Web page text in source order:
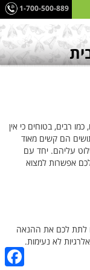
1-700-500-889
רבים, בטוחים כי אין
הם קשים מאוד
עליהם. יחד עם
אפשרות למצוא
לתת לכם את ההנאה
לא נעימות.